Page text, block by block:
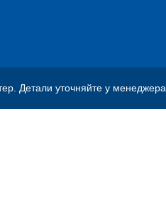
Детали уточняйте у менеджера.